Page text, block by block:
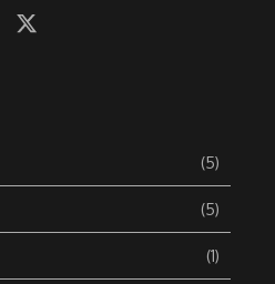
(5)
(5)
(1)